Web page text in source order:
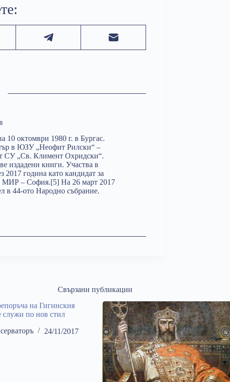
10 октомври 1980 г. в Бургас.
в ЮЗУ „Неофит Рилски“ –
СУ „Св. Климент Охридски“.
издадени книги. Участва в
2017 година като кандидат за
МИР – София.[5] На 26 март 2017
в 44-ото Народно събрание.
Свързани публикации
на Гигинския
служи по нов стил
24/11/2017